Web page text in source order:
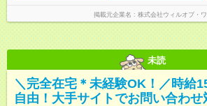
掲載元企業名 株式会社ウィルオブ・
未読
＼完全在宅＊未経験OK！／時給
自由！大手サイトでお問い合わせ